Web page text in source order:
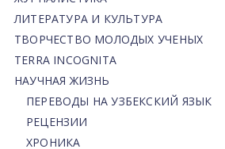
ЛИТЕРАТУРА И КУЛЬТУРА
ТВОРЧЕСТВО МОЛОДЫХ УЧЕНЫХ
TERRA INCOGNITA
НАУЧНАЯ ЖИЗНЬ
ПЕРЕВОДЫ НА УЗБЕКСКИЙ ЯЗЫК
РЕЦЕНЗИИ
ХРОНИКА